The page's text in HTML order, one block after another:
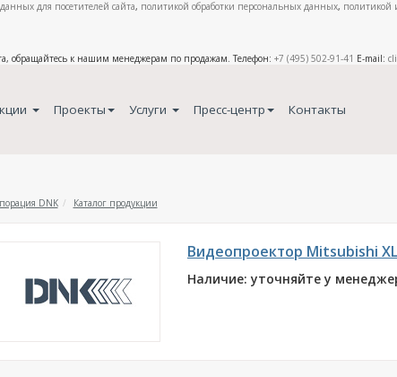
для посетителей сайта, политикой обработки персональных данных, политикой
обращайтесь к нашим менеджерам по продажам. Телефон: +7 (495) 502-91-41 E-mail:
Проекты Услуги Пресс-центр Контакты
DNK Каталог продукции
Видеопроектор Mitsubishi
Наличие: уточняйте у